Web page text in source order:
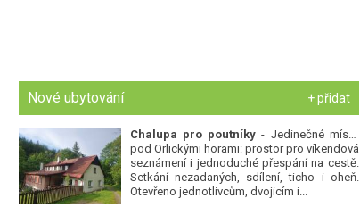
Nové ubytování + přidat
Chalupa pro poutníky - Jedinečné místo
pod Orlickými horami: prostor pro víkendová
seznámení i jednoduché přespání na cestě.
Setkání nezadaných, sdílení, ticho i oheň.
Otevřeno jednotlivcům, dvojicím i...